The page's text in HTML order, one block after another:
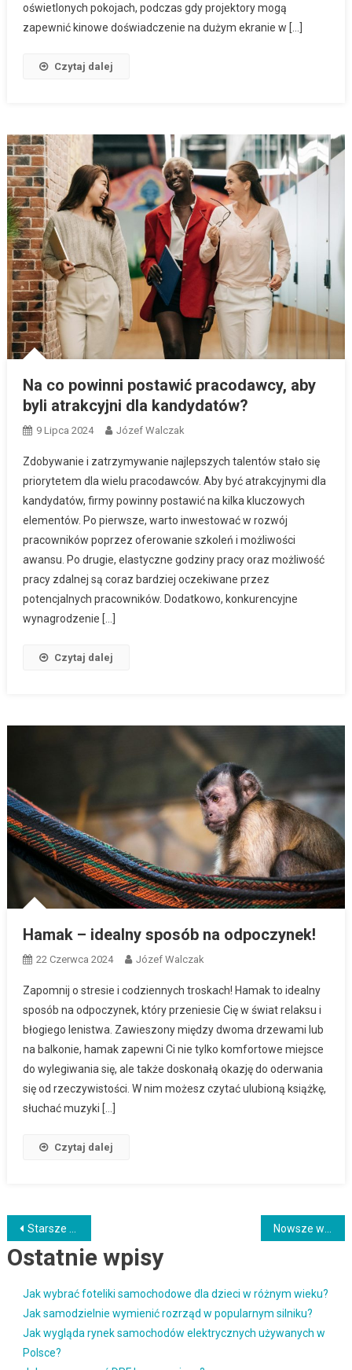
oświetlonych pokojach, podczas gdy projektory mogą
zapewnić kinowe doświadczenie na dużym ekranie w […]
Czytaj dalej
Na co powinni postawić pracodawcy, aby
byli atrakcyjni dla kandydatów?
9 Lipca 2024 Józef Walczak
Zdobywanie i zatrzymywanie najlepszych talentów stało się
priorytetem dla wielu pracodawców. Aby być atrakcyjnymi dla
kandydatów, firmy powinny postawić na kilka kluczowych
elementów. Po pierwsze, warto inwestować w rozwój
pracowników poprzez oferowanie szkoleń i możliwości
awansu. Po drugie, elastyczne godziny pracy oraz możliwość
pracy zdalnej są coraz bardziej oczekiwane przez
potencjalnych pracowników. Dodatkowo, konkurencyjne
wynagrodzenie […]
Czytaj dalej
Hamak – idealny sposób na odpoczynek!
22 Czerwca 2024 Józef Walczak
Zapomnij o stresie i codziennych troskach! Hamak to idealny
sposób na odpoczynek, który przeniesie Cię w świat relaksu i
błogiego lenistwa. Zawieszony między dwoma drzewami lub
na balkonie, hamak zapewni Ci nie tylko komfortowe miejsce
do wylegiwania się, ale także doskonałą okazję do oderwania
się od rzeczywistości. W nim możesz czytać ulubioną książkę,
słuchać muzyki […]
Czytaj dalej
Nawigacja
po
wpisach
Starsze wpisy Nowsze wpisy
Ostatnie wpisy
Jak wybrać foteliki samochodowe dla dzieci w różnym wieku?
Jak samodzielnie wymienić rozrząd w popularnym silniku?
Jak wygląda rynek samochodów elektrycznych używanych w
Polsce?